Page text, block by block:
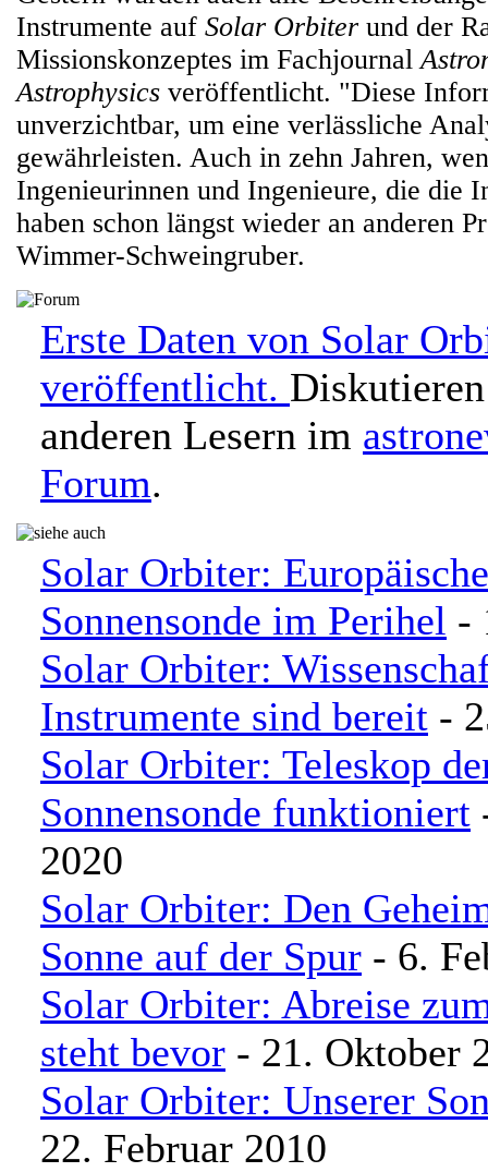
Instrumente auf Solar Orbiter und der
Missionskonzeptes im Fachjournal
Astrophysics veröffentlicht. "Diese
unverzichtbar, um eine verlässliche
gewährleisten. Auch in zehn Jahren,
Ingenieurinnen und Ingenieure, die die
haben schon längst wieder an anderen
Wimmer-Schweingruber.
Erste Daten von Solar
veröffentlicht.
anderen Lesern im
Forum.
Solar Orbiter: Europäische
Sonnensonde im Perihel -
Solar Orbiter:
Instrumente sind bereit -
Solar Orbiter: Teleskop
Sonnensonde funktioniert
2020
Solar Orbiter: Den
Sonne auf der Spur - 6.
Solar Orbiter: Abreise
steht bevor - 21. Oktober
Solar Orbiter: Unserer
22. Februar 2010